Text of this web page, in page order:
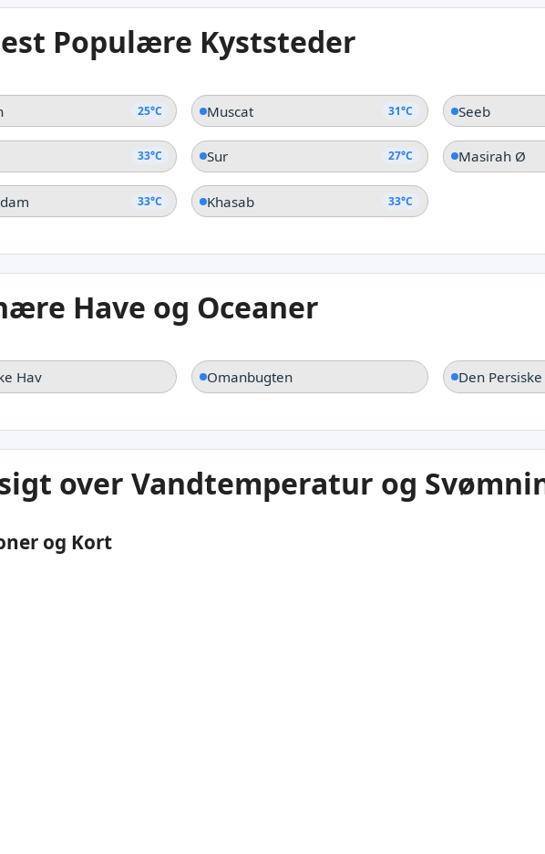
24°C
Masirah Ø
Populære Kyststeder
25°C Muscat 31°C Seeb
33°C Sur 27°C Masirah Ø
33°C Khasab 33°C
Have og Oceaner
Hav Omanbugten Den
over Vandtemperatur og
og Kort